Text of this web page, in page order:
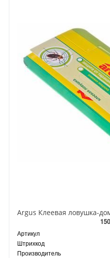
Артикул
Штрихкод
Производитель